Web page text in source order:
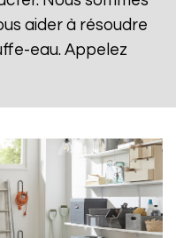
aider à résoudre
eau. Appelez